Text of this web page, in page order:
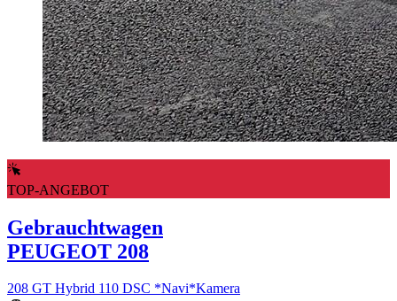
TOP-ANGEBOT
Gebrauchtwagen
PEUGEOT 208
208 GT Hybrid 110 DSC *Navi*Kamera